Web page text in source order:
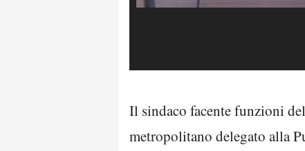
Il sindaco facente funzioni
metropolitano delegato alla